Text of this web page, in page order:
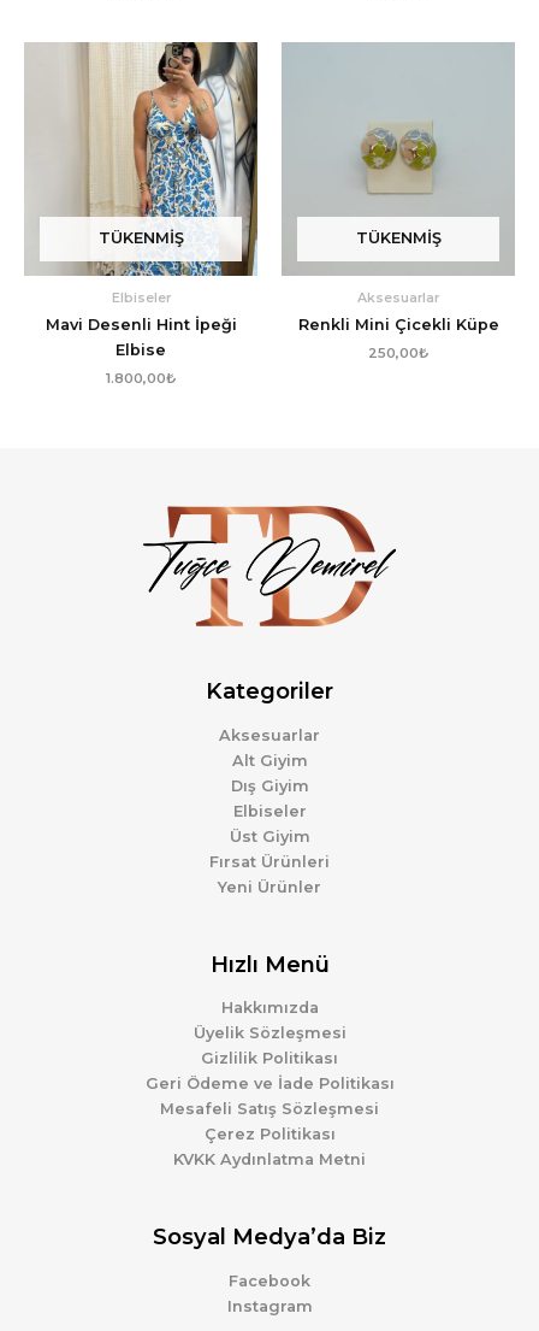
TÜKENMIŞ
Elbiseler
Mavi Desenli Hint İpeği
Elbise
1.800,00₺
TÜKENMIŞ
Aksesuarlar
Renkli Mini Çicekli Küpe
250,00₺
Kategoriler
Aksesuarlar
Alt Giyim
Dış Giyim
Elbiseler
Üst Giyim
Fırsat Ürünleri
Yeni Ürünler
Hızlı Menü
Hakkımızda
Üyelik Sözleşmesi
Gizlilik Politikası
Geri Ödeme ve İade Politikası
Mesafeli Satış Sözleşmesi
Çerez Politikası
KVKK Aydınlatma Metni
Sosyal Medya’da Biz
Facebook
Instagram